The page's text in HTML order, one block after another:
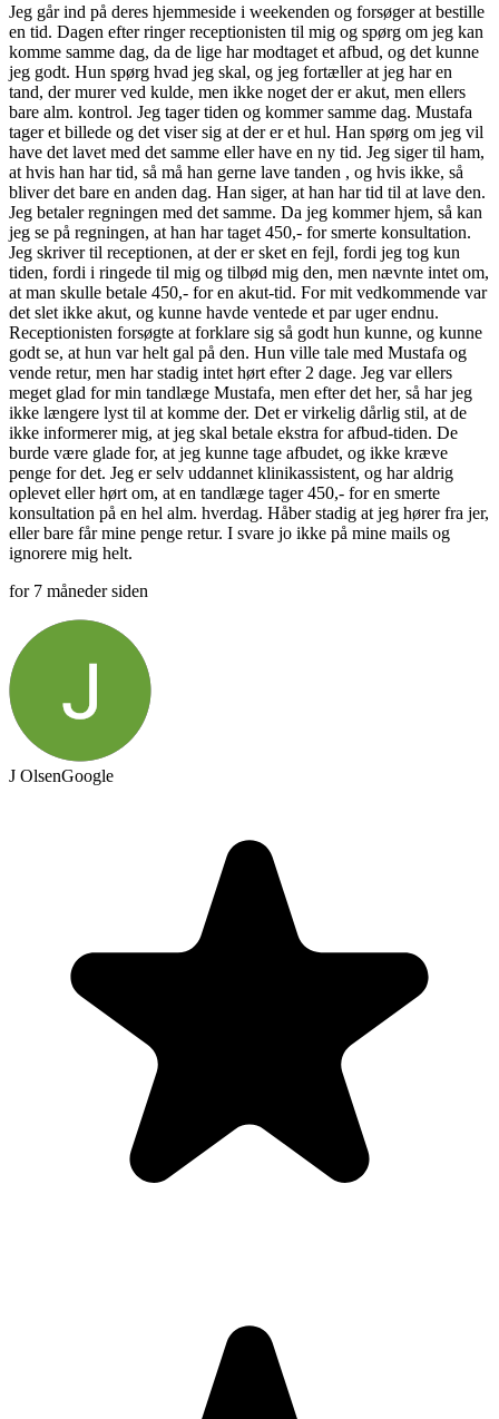
Jeg går ind på deres hjemmeside i weekenden og forsøger at bestille
en tid. Dagen efter ringer receptionisten til mig og spørg om jeg kan
komme samme dag, da de lige har modtaget et afbud, og det kunne
jeg godt. Hun spørg hvad jeg skal, og jeg fortæller at jeg har en
tand, der murer ved kulde, men ikke noget der er akut, men ellers
bare alm. kontrol. Jeg tager tiden og kommer samme dag. Mustafa
tager et billede og det viser sig at der er et hul. Han spørg om jeg vil
have det lavet med det samme eller have en ny tid. Jeg siger til ham,
at hvis han har tid, så må han gerne lave tanden , og hvis ikke, så
bliver det bare en anden dag. Han siger, at han har tid til at lave den.
Jeg betaler regningen med det samme. Da jeg kommer hjem, så kan
jeg se på regningen, at han har taget 450,- for smerte konsultation.
Jeg skriver til receptionen, at der er sket en fejl, fordi jeg tog kun
tiden, fordi i ringede til mig og tilbød mig den, men nævnte intet om,
at man skulle betale 450,- for en akut-tid. For mit vedkommende var
det slet ikke akut, og kunne havde ventede et par uger endnu.
Receptionisten forsøgte at forklare sig så godt hun kunne, og kunne
godt se, at hun var helt gal på den. Hun ville tale med Mustafa og
vende retur, men har stadig intet hørt efter 2 dage. Jeg var ellers
meget glad for min tandlæge Mustafa, men efter det her, så har jeg
ikke længere lyst til at komme der. Det er virkelig dårlig stil, at de
ikke informerer mig, at jeg skal betale ekstra for afbud-tiden. De
burde være glade for, at jeg kunne tage afbudet, og ikke kræve
penge for det. Jeg er selv uddannet klinikassistent, og har aldrig
oplevet eller hørt om, at en tandlæge tager 450,- for en smerte
konsultation på en hel alm. hverdag. Håber stadig at jeg hører fra jer,
eller bare får mine penge retur. I svare jo ikke på mine mails og
ignorere mig helt.
for 7 måneder siden
J OlsenGoogle